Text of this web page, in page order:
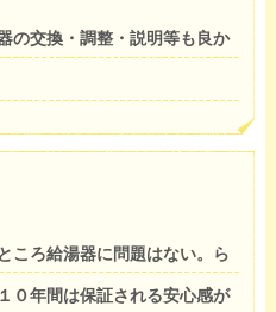
の交換・調整・説明等も良か
ころ給湯器に問題はない。ら
０年間は保証される安心感が